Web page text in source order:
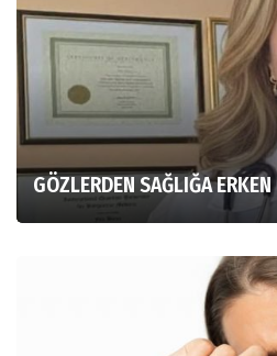
GÖZLERDEN SAĞLIĞA ERKEN